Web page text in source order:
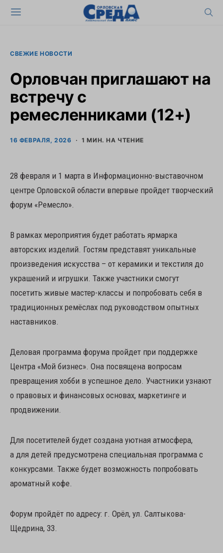
СВЕЖИЕ НОВОСТИ
Орловчан приглашают на
встречу с
ремесленниками (12+)
16 ФЕВРАЛЯ, 2026 1 МИН. НА ЧТЕНИЕ
28 февраля и 1 марта в Информационно-выставочном
центре Орловской области впервые пройдет творческий
форум «Ремесло».
В рамках мероприятия будет работать ярмарка
авторских изделий. Гостям представят уникальные
произведения искусства – от керамики и текстиля до
украшений и игрушки. Также участники смогут
посетить живые мастер-классы и попробовать себя в
традиционных ремёслах под руководством опытных
наставников.
Деловая программа форума пройдет при поддержке
Центра «Мой бизнес». Она посвящена вопросам
превращения хобби в успешное дело. Участники узнают
о правовых и финансовых основах, маркетинге и
продвижении.
Для посетителей будет создана уютная атмосфера,
а для детей предусмотрена специальная программа с
конкурсами. Также будет возможность попробовать
ароматный кофе.
Форум пройдёт по адресу: г. Орёл, ул. Салтыкова-
Щедрина, 33.